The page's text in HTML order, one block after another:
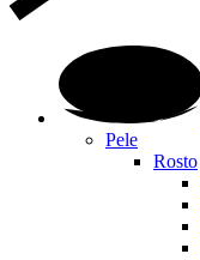
Pele
Rosto